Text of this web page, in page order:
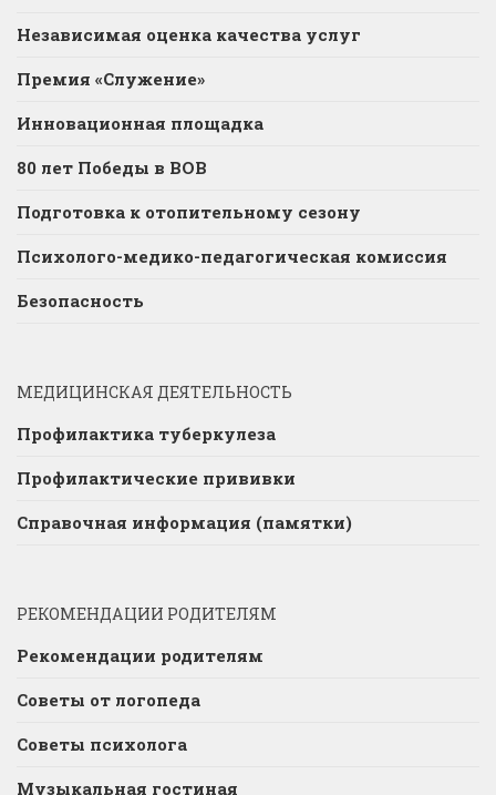
Независимая оценка качества услуг
Премия «Служение»
Инновационная площадка
80 лет Победы в ВОВ
Подготовка к отопительному сезону
Психолого-медико-педагогическая комиссия
Безопасность
МЕДИЦИНСКАЯ ДЕЯТЕЛЬНОСТЬ
Профилактика туберкулеза
Профилактические прививки
Справочная информация (памятки)
РЕКОМЕНДАЦИИ РОДИТЕЛЯМ
Рекомендации родителям
Советы от логопеда
Советы психолога
Музыкальная гостиная